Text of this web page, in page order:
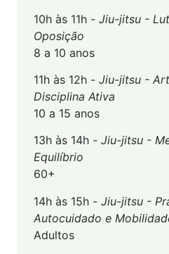
10h às 11h - Jiu-jitsu -
Oposição
8 a 10 anos
11h às 12h - Jiu-jitsu -
Disciplina Ativa
10 a 15 anos
13h às 14h - Jiu-jitsu -
Equilíbrio
60+
14h às 15h - Jiu-jitsu -
Autocuidado e
Adultos